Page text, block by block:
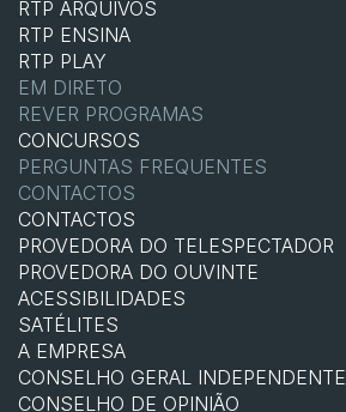
RTP ARQUIVOS
RTP ENSINA
RTP PLAY
EM DIRETO
REVER PROGRAMAS
CONCURSOS
PERGUNTAS FREQUENTES
CONTACTOS
CONTACTOS
PROVEDORA DO TELESPECTADOR
PROVEDORA DO OUVINTE
ACESSIBILIDADES
SATÉLITES
A EMPRESA
CONSELHO GERAL INDEPENDENTE
CONSELHO DE OPINIÃO